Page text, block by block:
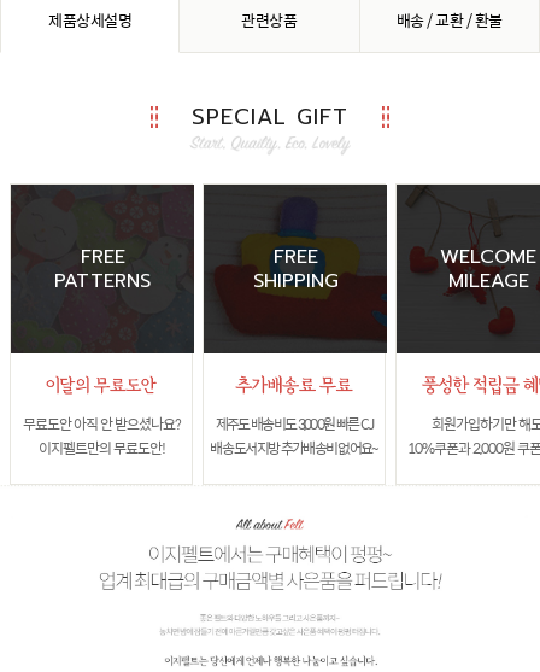
제품상세설명 관련상품 배송 / 교환 / 환불
SPECIAL GIFT
FREE
PATTERNS
무료도안 아직 안 받으셨나요?
이지펠트만의 무료도안!
FREE
SHIPPING
제주도 배송비도 3,000원 빠른 CJ
배송 도서지방 추가배송비 없어요~
WELCOME
MILEAGE
회원가입하기만 해
10%쿠폰과 2,000원 쿠